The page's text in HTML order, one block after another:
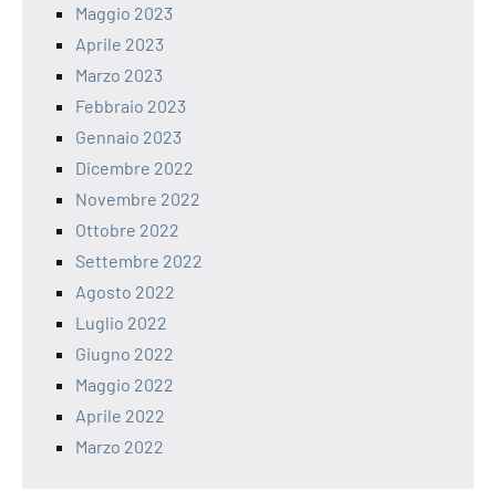
Maggio 2023
Aprile 2023
Marzo 2023
Febbraio 2023
Gennaio 2023
Dicembre 2022
Novembre 2022
Ottobre 2022
Settembre 2022
Agosto 2022
Luglio 2022
Giugno 2022
Maggio 2022
Aprile 2022
Marzo 2022